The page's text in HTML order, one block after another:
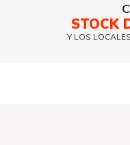
STOCK
Y LOS